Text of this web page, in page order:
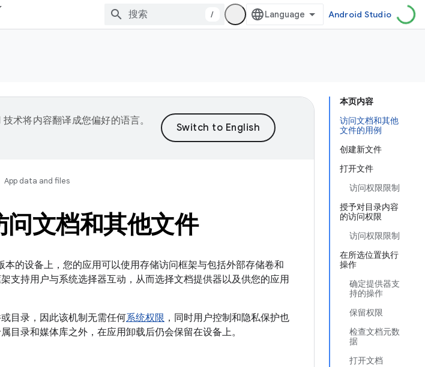
/ Android Studio
本页内容
访问文档和其他
文件的用例
创建新文件
打开文件
访问权限限制
授予对目录内容
的访问权限
访问权限限制
在所选位置执行
操作
确定提供器支
持的操作
保留权限
检查文档元数
据
打开文档
术将内容翻译成您偏好的语言。
App data and files
文档和其他文件
本的设备上，您的应用可以使用存储访问框架与包括外部存储卷和
支持用户与系统选择器互动，从而选择文档提供器以及供您的应用
目录，因此该机制无需任何系统权限 ，同时用户控制和隐私保护也
目录和媒体库之外，在应用卸载后仍会保留在设备上。